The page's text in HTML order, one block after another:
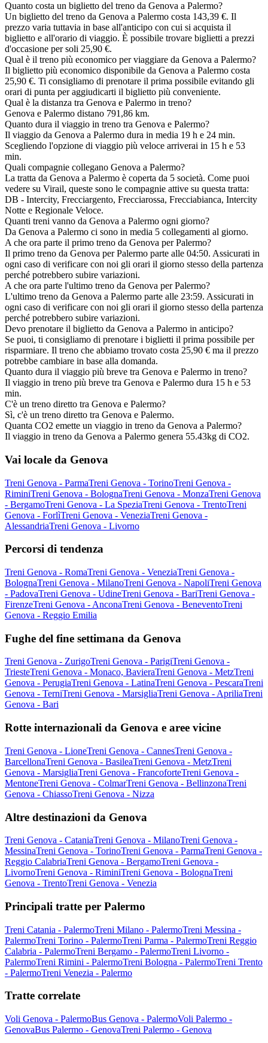
Quanto costa un biglietto del treno da Genova a Palermo?
Un biglietto del treno da Genova a Palermo costa 143,39 €. Il
prezzo varia tuttavia in base all'anticipo con cui si acquista il
biglietto e all'orario di viaggio. È possibile trovare biglietti a prezzi
d'occasione per soli 25,90 €.
Qual è il treno più economico per viaggiare da Genova a Palermo?
Il biglietto più economico disponibile da Genova a Palermo costa
25,90 €. Ti consigliamo di prenotare il prima possibile evitando gli
orari di punta per aggiudicarti il biglietto più conveniente.
Qual è la distanza tra Genova e Palermo in treno?
Genova e Palermo distano 791,86 km.
Quanto dura il viaggio in treno tra Genova e Palermo?
Il viaggio da Genova a Palermo dura in media 19 h e 24 min.
Scegliendo l'opzione di viaggio più veloce arriverai in 15 h e 53
min.
Quali compagnie collegano Genova a Palermo?
La tratta da Genova a Palermo è coperta da 5 società. Come puoi
vedere su Virail, queste sono le compagnie attive su questa tratta:
DB - Intercity, Frecciargento, Frecciarossa, Frecciabianca, Intercity
Notte e Regionale Veloce.
Quanti treni vanno da Genova a Palermo ogni giorno?
Da Genova a Palermo ci sono in media 5 collegamenti al giorno.
A che ora parte il primo treno da Genova per Palermo?
Il primo treno da Genova per Palermo parte alle 04:50. Assicurati in
ogni caso di verificare con noi gli orari il giorno stesso della partenza
perché potrebbero subire variazioni.
A che ora parte l'ultimo treno da Genova per Palermo?
L'ultimo treno da Genova a Palermo parte alle 23:59. Assicurati in
ogni caso di verificare con noi gli orari il giorno stesso della partenza
perché potrebbero subire variazioni.
Devo prenotare il biglietto da Genova a Palermo in anticipo?
Se puoi, ti consigliamo di prenotare i biglietti il prima possibile per
risparmiare. Il treno che abbiamo trovato costa 25,90 € ma il prezzo
potrebbe cambiare in base alla domanda.
Quanto dura il viaggio più breve tra Genova e Palermo in treno?
Il viaggio in treno più breve tra Genova e Palermo dura 15 h e 53
min.
C'è un treno diretto tra Genova e Palermo?
Sì, c'è un treno diretto tra Genova e Palermo.
Quanta CO2 emette un viaggio in treno da Genova a Palermo?
Il viaggio in treno da Genova a Palermo genera 55.43kg di CO2.
Vai locale da Genova
Treni Genova - ParmaTreni Genova - TorinoTreni Genova -
RiminiTreni Genova - BolognaTreni Genova - MonzaTreni Genova
- BergamoTreni Genova - La SpeziaTreni Genova - TrentoTreni
Genova - ForlìTreni Genova - VeneziaTreni Genova -
AlessandriaTreni Genova - Livorno
Percorsi di tendenza
Treni Genova - RomaTreni Genova - VeneziaTreni Genova -
BolognaTreni Genova - MilanoTreni Genova - NapoliTreni Genova
- PadovaTreni Genova - UdineTreni Genova - BariTreni Genova -
FirenzeTreni Genova - AnconaTreni Genova - BeneventoTreni
Genova - Reggio Emilia
Fughe del fine settimana da Genova
Treni Genova - ZurigoTreni Genova - ParigiTreni Genova -
TriesteTreni Genova - Monaco, BavieraTreni Genova - MetzTreni
Genova - PerugiaTreni Genova - LatinaTreni Genova - PescaraTreni
Genova - TerniTreni Genova - MarsigliaTreni Genova - ApriliaTreni
Genova - Bari
Rotte internazionali da Genova e aree vicine
Treni Genova - LioneTreni Genova - CannesTreni Genova -
BarcellonaTreni Genova - BasileaTreni Genova - MetzTreni
Genova - MarsigliaTreni Genova - FrancoforteTreni Genova -
MentoneTreni Genova - ColmarTreni Genova - BellinzonaTreni
Genova - ChiassoTreni Genova - Nizza
Altre destinazioni da Genova
Treni Genova - CataniaTreni Genova - MilanoTreni Genova -
MessinaTreni Genova - TorinoTreni Genova - ParmaTreni Genova -
Reggio CalabriaTreni Genova - BergamoTreni Genova -
LivornoTreni Genova - RiminiTreni Genova - BolognaTreni
Genova - TrentoTreni Genova - Venezia
Principali tratte per Palermo
Treni Catania - PalermoTreni Milano - PalermoTreni Messina -
PalermoTreni Torino - PalermoTreni Parma - PalermoTreni Reggio
Calabria - PalermoTreni Bergamo - PalermoTreni Livorno -
PalermoTreni Rimini - PalermoTreni Bologna - PalermoTreni Trento
- PalermoTreni Venezia - Palermo
Tratte correlate
Voli Genova - PalermoBus Genova - PalermoVoli Palermo -
GenovaBus Palermo - GenovaTreni Palermo - Genova